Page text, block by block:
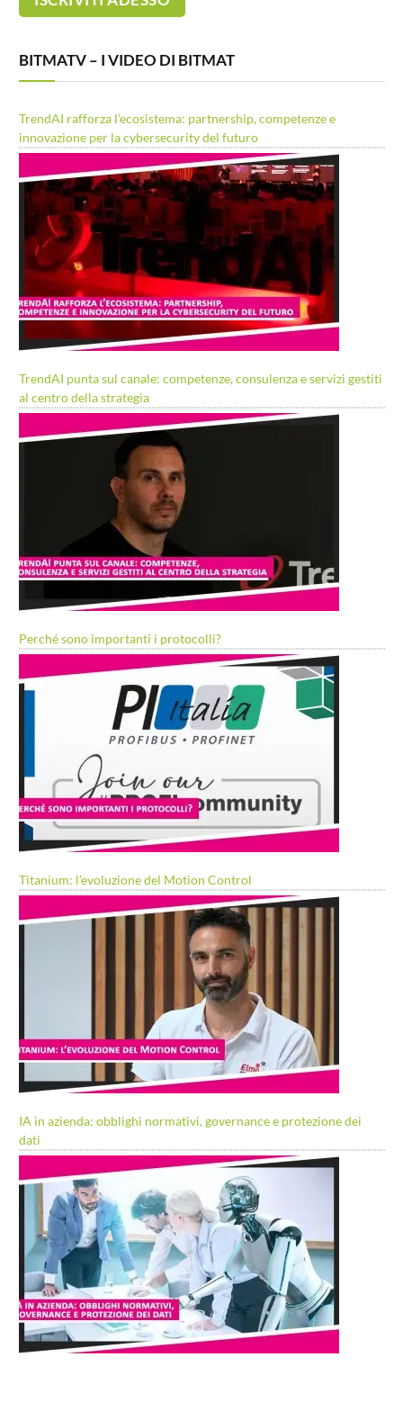
BITMATV – I VIDEO DI BITMAT
TrendAI rafforza l’ecosistema: partnership, competenze e
innovazione per la cybersecurity del futuro
TrendAI punta sul canale: competenze, consulenza e servizi gestiti
al centro della strategia
Perché sono importanti i protocolli?
Titanium: l’evoluzione del Motion Control
IA in azienda: obblighi normativi, governance e protezione dei
dati